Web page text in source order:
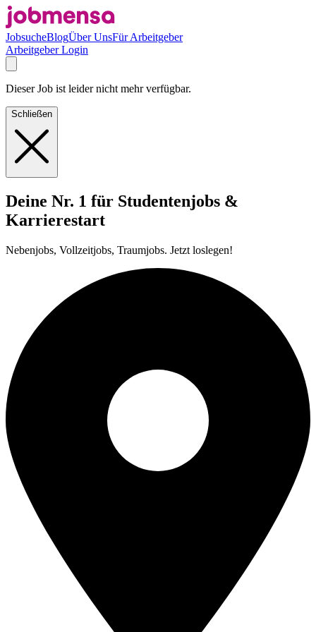
JobsucheBlogÜber UnsFür Arbeitgeber
Arbeitgeber Login
Dieser Job ist leider nicht mehr verfügbar.
Schließen
Deine Nr. 1 für Studentenjobs &
Karrierestart
Nebenjobs, Vollzeitjobs, Traumjobs. Jetzt loslegen!